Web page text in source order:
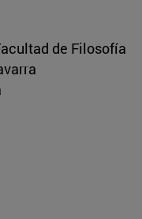
de Filosofía